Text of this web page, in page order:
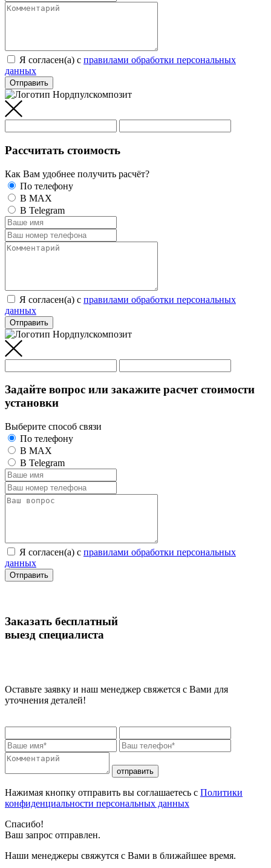
Я согласен(а) c правилами обработки персональных
данных
Отправить
Рассчитать стоимость
Как Вам удобнее получить расчёт?
По телефону
В MAX
В Telegram
Я согласен(а) c правилами обработки персональных
данных
Отправить
Задайте вопрос или закажите расчет стоимости
установки
Выберите способ связи
По телефону
В MAX
В Telegram
Я согласен(а) c правилами обработки персональных
данных
Отправить
Заказать бесплатный
выезд специалиста
Оставьте заявку и наш менеджер свяжется с Вами для
уточнения деталей!
отправить
Нажимая кнопку отправить вы соглашаетесь с Политики
конфиденциальности персональных данных
Спасибо!
Ваш запрос отправлен.
Наши менеджеры свяжутся с Вами в ближайшее время.